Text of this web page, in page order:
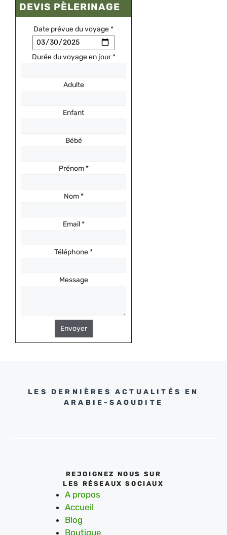
DEVIS PÈLERINAGE
Date prévue du voyage*
Durée du voyage en jour*
Adulte
Enfant
Bébé
Prénom*
Nom*
Email*
Téléphone*
Message
Envoyer
LES DERNIÈRES ACTUALITÉS EN
ARABIE-SAOUDITE
REJOIGNEZ NOUS SUR
LES RÉSEAUX SOCIAUX
A propos
Accueil
Blog
Boutique